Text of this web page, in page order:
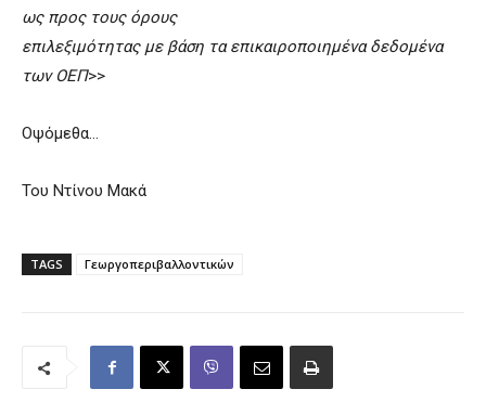
ως προς τους όρους
επιλεξιμότητας με βάση τα επικαιροποιημένα δεδομένα
των ΟΕΠ>>
Οψόμεθα…
Του Ντίνου Μακά
TAGS Γεωργοπεριβαλλοντικών